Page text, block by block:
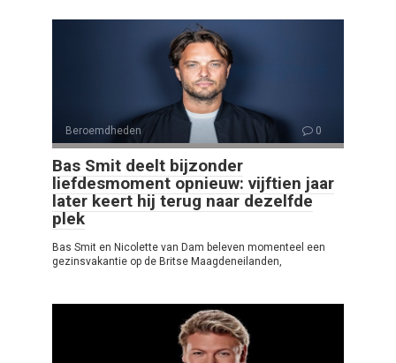
Beroemdheden 0
Bas Smit deelt bijzonder
liefdesmoment opnieuw: vijftien jaar
later keert hij terug naar dezelfde
plek
Bas Smit en Nicolette van Dam beleven momenteel een
gezinsvakantie op de Britse Maagdeneilanden,